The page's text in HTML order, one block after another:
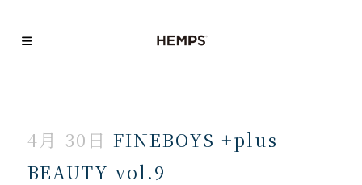
4月 30日 FINEBOYS +plus
BEAUTY vol.9